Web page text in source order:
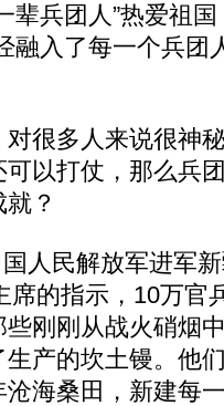
辈兵团人”热爱祖
融入了每一个兵团
很多人来说很神
以打仗，那么兵
就？
民解放军进军新
席的指示，10万官
刚刚从战火硝烟
产的坎土镘。他
海桑田，新建每